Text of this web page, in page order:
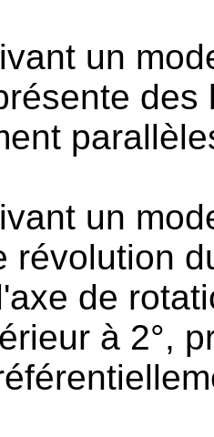
un
des
un
révolution
de
à 2°,